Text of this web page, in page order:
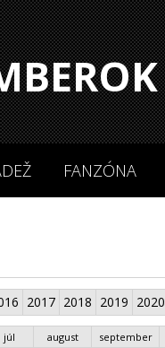
FANZÓNA
2017 2018 2019 2020
júl august september